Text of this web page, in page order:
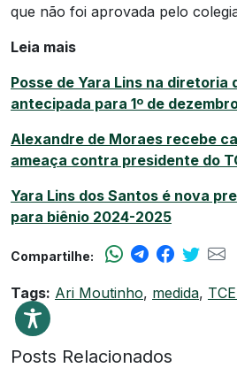
que não foi aprovada pelo
Leia mais
Posse de Yara Lins na diretoria
antecipada para 1º de
Alexandre de Moraes recebe
ameaça contra presidente do
Yara Lins ​dos Santos é nova
para biênio 2024-2025
Compartilhe:
Tags: Ari Moutinho, medida,
Posts Relacionados